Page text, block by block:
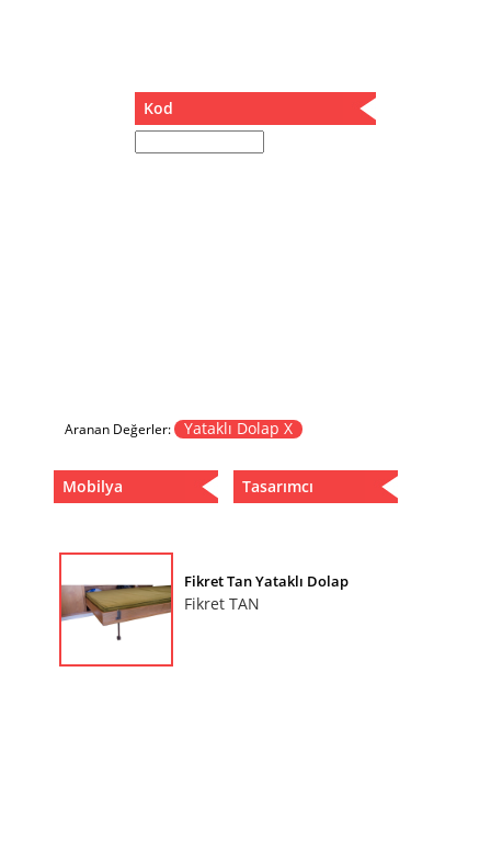
Separatör
Kod
Aranan Değerler: Yataklı Dolap X
Mobilya Tasarımcı
Fikret Tan Yataklı Dolap
Fikret TAN